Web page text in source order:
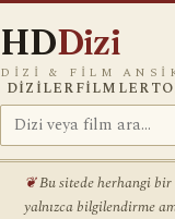
HDDizi
DIZI & FILM
DIZILERFILMLER
Bu sitede herhangi
yalnızca bilgilendirme